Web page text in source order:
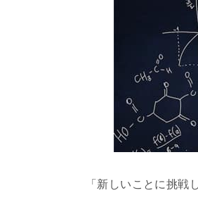
「新しいことに挑